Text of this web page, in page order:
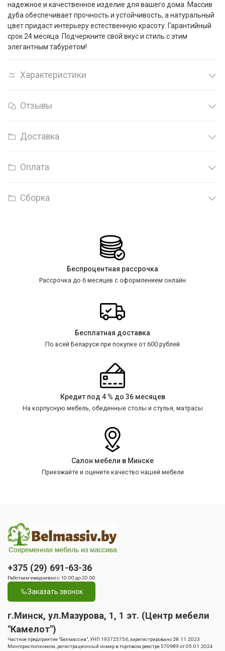
надежное и качественное изделие для вашего дома. Массив
дуба обеспечивает прочность и устойчивость, а натуральный
цвет придаст интерьеру естественную красоту. Гарантийный
срок 24 месяца. Подчеркните свой вкус и стиль с этим
элегантным табуретом!
Характеристики
Отзывы
Доставка
Оплата
Сборка
Беспроцентная рассрочка
Рассрочка до 6 месяцев с оформлением онлайн
Бесплатная доставка
По всей Беларуси при покупке от 600 рублей
Кредит под 4 % до 36 месяцев
На корпусную мебель, обеденные столы и стулья, матрасы
Салон мебели в Минске
Приезжайте и оцените качество нашей мебели
+375 (29) 691-63-36
Работаем ежедневно с 10.00 до 20.00
Заказать звонок
г.Минск, ул.Мазурова, 1, 1 эт. (Центр мебели
"Камелот")
Частное предприятие "Белмассив", УНП 193725756, зарегистрировано 28.11.2023
Мингорисполкомом, регистрационный номер в торговом реестре 570989 от 05.01.2024